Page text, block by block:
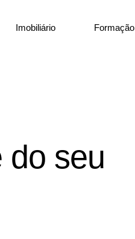
Imobiliário Formação
do seu